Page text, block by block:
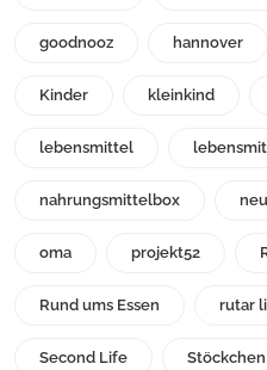
goodnooz hannover
Kinder kleinkind
lebensmittel
nahrungsmittelbox
oma projekt52
Rund ums Essen rutar
Second Life Stöckchen